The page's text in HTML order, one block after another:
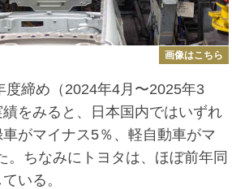
画像はこちら
締め（2024年4月〜2025年3
をみると、日本国内ではいずれ
がマイナス5％、軽自動車がマ
。ちなみにトヨタは、ほぼ前年同
いる。